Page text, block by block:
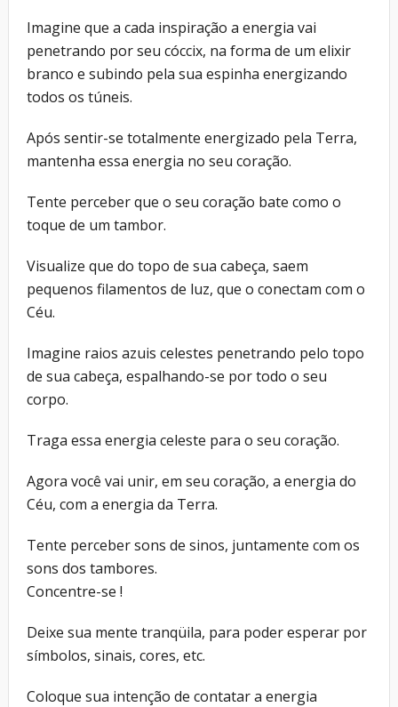
Imagine que a cada inspiração a energia vai
penetrando por seu cóccix, na forma de um elixir
branco e subindo pela sua espinha energizando
todos os túneis.
Após sentir-se totalmente energizado pela Terra,
mantenha essa energia no seu coração.
Tente perceber que o seu coração bate como o
toque de um tambor.
Visualize que do topo de sua cabeça, saem
pequenos filamentos de luz, que o conectam com o
Céu.
Imagine raios azuis celestes penetrando pelo topo
de sua cabeça, espalhando-se por todo o seu
corpo.
Traga essa energia celeste para o seu coração.
Agora você vai unir, em seu coração, a energia do
Céu, com a energia da Terra.
Tente perceber sons de sinos, juntamente com os
sons dos tambores.
Concentre-se !
Deixe sua mente tranqüila, para poder esperar por
símbolos, sinais, cores, etc.
Coloque sua intenção de contatar a energia